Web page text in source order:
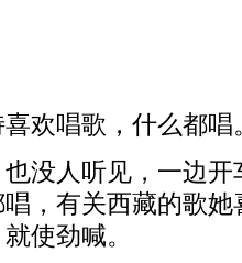
欢唱歌，什么都唱
没人听见，一边
，有关西藏的歌
使劲喊。